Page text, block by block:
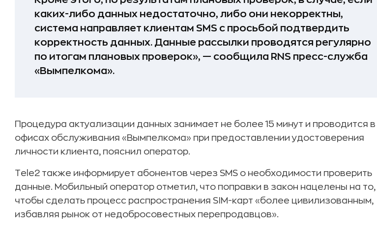
каких-либо данных недостаточно, либо они некорректны,
система направляет клиентам SMS с просьбой подтвердить
корректность данных. Данные рассылки проводятся регулярно
по итогам плановых проверок», — сообщила RNS пресс-служба
«Вымпелкома».
Процедура актуализации данных занимает не более 15 минут и проводится в
офисах обслуживания «Вымпелкома» при предоставлении удостоверения
личности клиента, пояснил оператор.
Tele2 также информирует абонентов через SMS о необходимости проверить
данные. Мобильный оператор отметил, что поправки в закон нацелены на то,
чтобы сделать процесс распространения SIM-карт «более цивилизованным,
избавляя рынок от недобросовестных перепродавцов».